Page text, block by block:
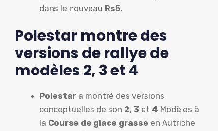
dans le nouveau Rs5.
Polestar montre des
versions de rallye de
modèles 2, 3 et 4
Polestar a montré des versions
conceptuelles de son 2, 3 et 4 Modèles à
la Course de glace grasse en Autriche